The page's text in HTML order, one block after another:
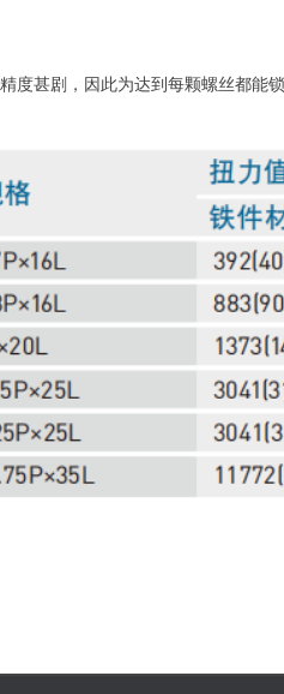
度甚剧，因此为达到每颗螺丝都能